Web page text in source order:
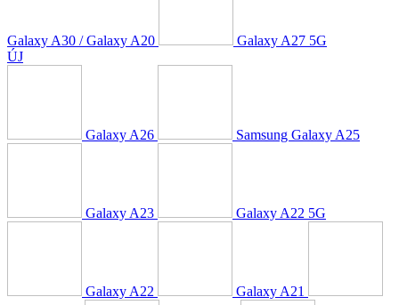
Galaxy A30 / Galaxy A20
Galaxy A27 5G
ÚJ
Galaxy A26 Samsung Galaxy A25
Galaxy A23 Galaxy A22 5G
Galaxy A22 Galaxy A21